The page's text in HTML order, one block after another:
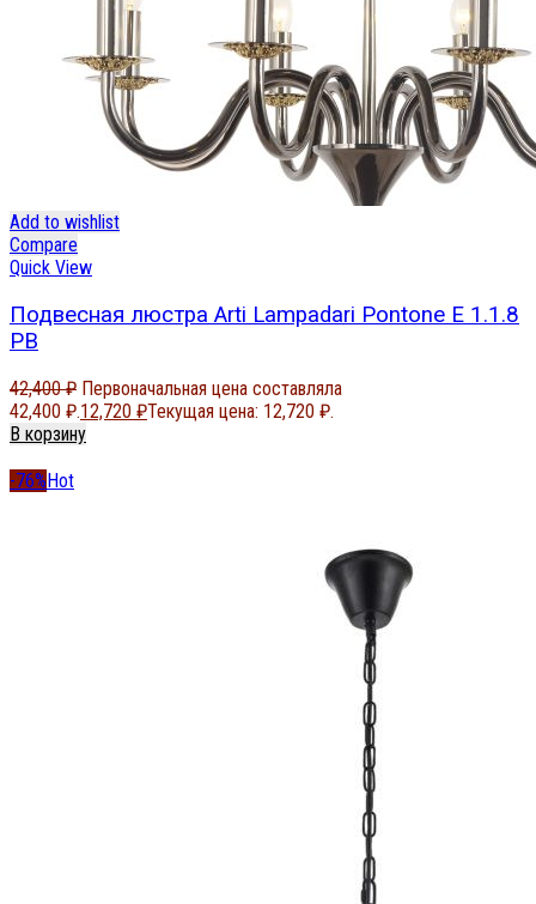
Add to wishlist
Compare
Quick View
Подвесная люстра Arti Lampadari Pontone E 1.1.8
PB
42,400₽ Первоначальная цена составляла
42,400 ₽.12,720 ₽Текущая цена: 12,720 ₽.
В корзину
-76%Hot